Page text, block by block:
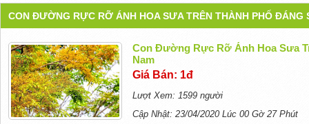
CON ĐƯỜNG RỰC RỠ ÁNH HOA SƯA TRÊN THÀNH PHỐ ĐÁNG
Con Đường Rực Rỡ Ánh Hoa Sưa
Nam
Giá Bán: 1đ
Lượt Xem: 1599 người
Cập Nhật: 23/04/2020 Lúc 00 Gờ 27 Phút